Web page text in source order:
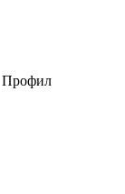
Профил